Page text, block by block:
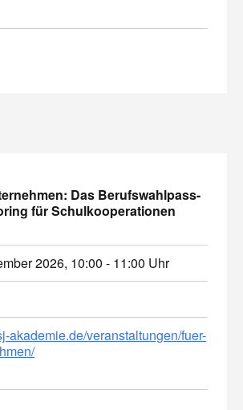
Das Berufswahlpass-
für Schulkooperationen
2026, 10:00 - 11:00 Uhr
akademie.de/veranstaltungen/fuer-